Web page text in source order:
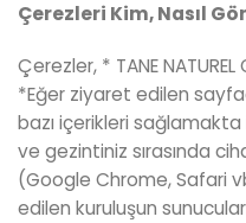
Çerezleri Kim, Nasıl Gö
Çerezler, * TANE
*Eğer ziyaret edilen
bazı içerikleri
ve gezintiniz sırasında
(Google Chrome, Safari
edilen kuruluşun